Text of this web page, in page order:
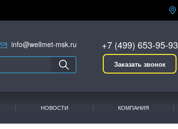
info@wellmet-msk.ru +7 (499) 653-95-93
Заказать звонок
НОВОСТИ КОМПАНИЯ